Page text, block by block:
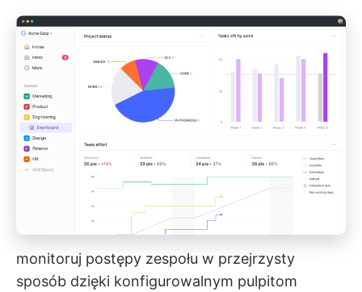
monitoruj postępy zespołu w przejrzysty
sposób dzięki konfigurowalnym pulpitom